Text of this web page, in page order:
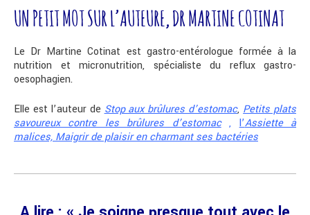
UN PETIT MOT SUR L’AUTEURE, DR MARTINE COTINAT
Le Dr Martine Cotinat est gastro-entérologue formée à la
nutrition et micronutrition, spécialiste du reflux gastro-
oesophagien.
Elle est l’auteur de Stop aux brûlures d’estomac, Petits plats
savoureux contre les brûlures d’estomac, l’Assiette à
malices, Maigrir de plaisir en charmant ses bactéries